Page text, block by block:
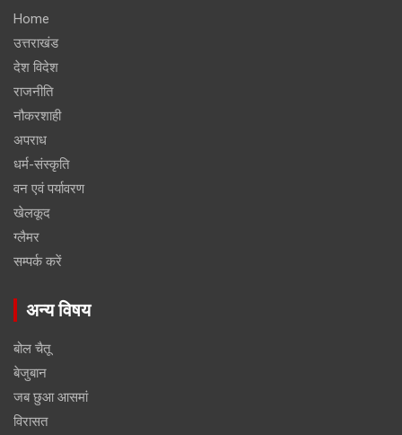
Home
उत्तराखंड
देश विदेश
राजनीति
नौकरशाही
अपराध
धर्म-संस्कृति
वन एवं पर्यावरण
खेलकूद
ग्लैमर
सम्पर्क करें
अन्य विषय
बोल चैतू
बेजुबान
जब छुआ आसमां
विरासत